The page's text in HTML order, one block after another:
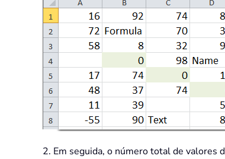
2. Em seguida, o número total de valores